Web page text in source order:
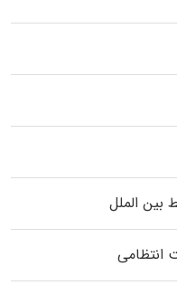
بین الملل
انتظامی